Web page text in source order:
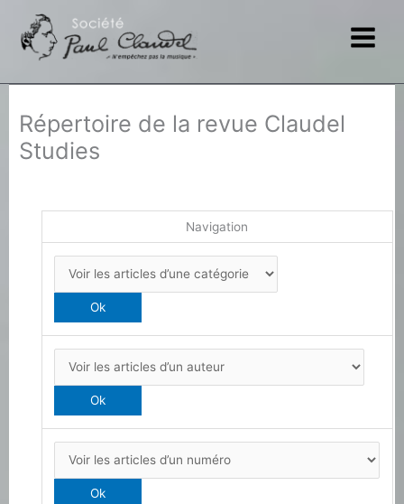
contenu
Répertoire de la revue Claudel
Studies
Navigation